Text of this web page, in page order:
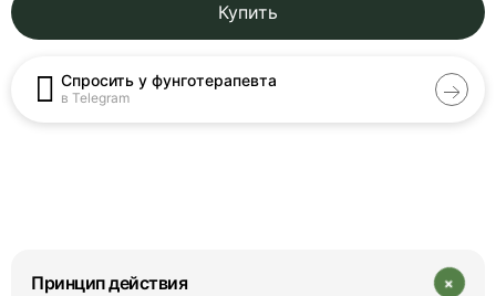
Купить
Спросить у фунготерапевта
в Telegram
Принцип действия +